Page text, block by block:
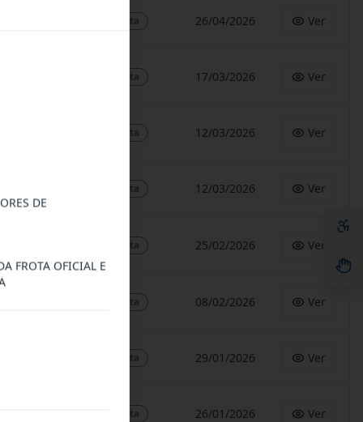
Aberta 26/04/2026 Ver
Aberta 17/03/2026 Ver
Aberta 12/03/2026 Ver
Aberta 12/03/2026 Ver
Aberta 25/02/2026 Ver
Aberta 08/02/2026 Ver
Aberta 29/01/2026 Ver
Aberta 26/01/2026 Ver
DE
FROTA OFICIAL E